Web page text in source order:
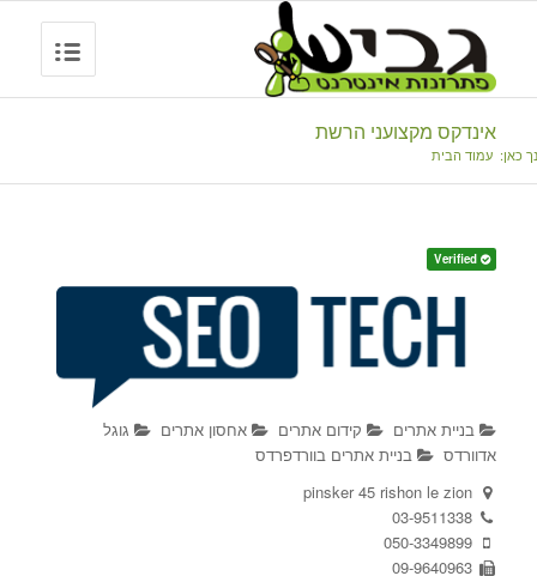
אינדקס מקצועני הרשת
כאן: עמוד הבית
Verified
בניית אתרים קידום אתרים אחסון אתרים
גוגל
אדוורדס
בניית אתרים בוורדפרדס
pinsker 45 rishon le zion
03-9511338
050-3349899
09-9640963